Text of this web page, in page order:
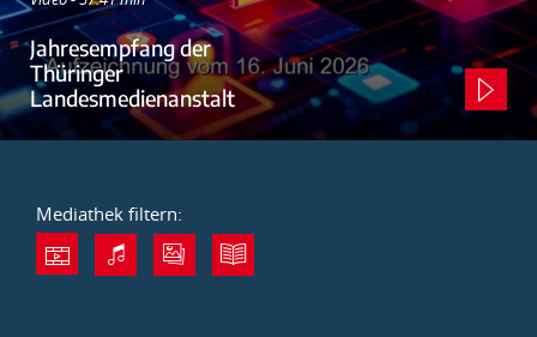
Jahresempfang der
Thüringer
Landesmedienanstalt
Mediathek filtern: